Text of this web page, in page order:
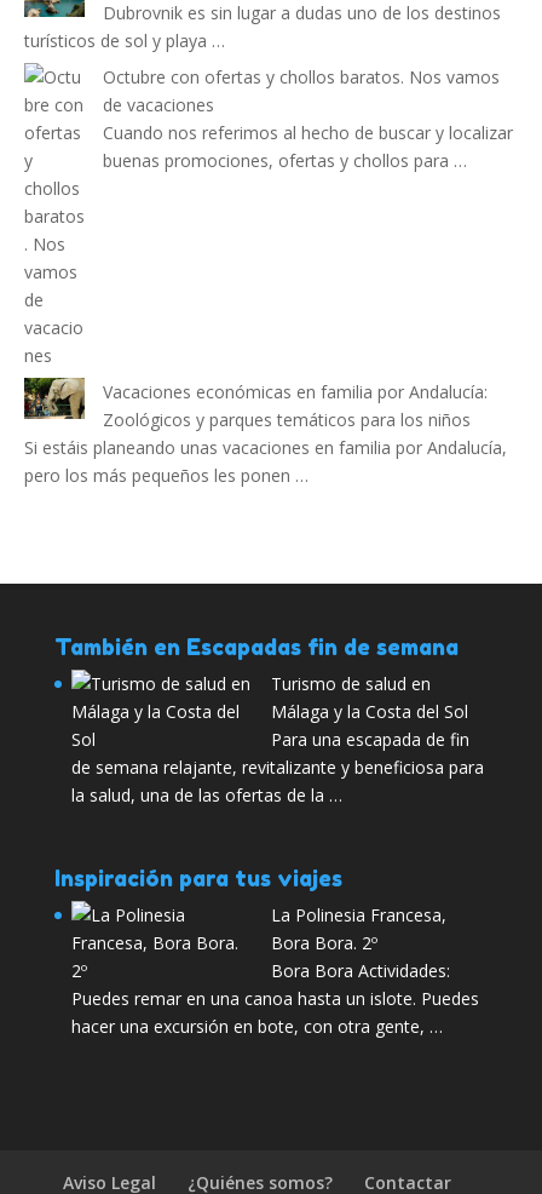
Dubrovnik es sin lugar a dudas uno de los destinos
turísticos de sol y playa …
Octubre con ofertas y chollos baratos. Nos vamos
de vacaciones
Cuando nos referimos al hecho de buscar y localizar
buenas promociones, ofertas y chollos para …
Vacaciones económicas en familia por Andalucía:
Zoológicos y parques temáticos para los niños
Si estáis planeando unas vacaciones en familia por Andalucía,
pero los más pequeños les ponen …
También en Escapadas fin de semana
Turismo de salud en
Málaga y la Costa del Sol
Para una escapada de fin
de semana relajante, revitalizante y beneficiosa para
la salud, una de las ofertas de la …
Inspiración para tus viajes
La Polinesia Francesa,
Bora Bora. 2º
Bora Bora Actividades:
Puedes remar en una canoa hasta un islote. Puedes
hacer una excursión en bote, con otra gente, …
Aviso Legal ¿Quiénes somos? Contactar